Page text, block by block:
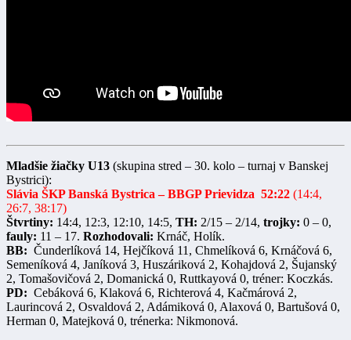
Mladšie žiačky U13 (skupina stred – 30. kolo – turnaj v Banskej
Bystrici):
Slávia ŠKP Banská Bystrica – BBGP Prievidza 52:22 (14:4,
26:7, 38:17)
Štvrtiny: 14:4, 12:3, 12:10, 14:5, TH: 2/15 – 2/14, trojky: 0 – 0,
fauly: 11 – 17. Rozhodovali: Krnáč, Holík.
BB: Čunderlíková 14, Hejčíková 11, Chmelíková 6, Krnáčová 6,
Semeníková 4, Janíková 3, Huszáriková 2, Kohajdová 2, Šujanský
2, Tomašovičová 2, Domanická 0, Ruttkayová 0, tréner: Koczkás.
PD: Cebáková 6, Klaková 6, Richterová 4, Kačmárová 2,
Laurincová 2, Osvaldová 2, Adámiková 0, Alaxová 0, Bartušová 0,
Herman 0, Matejková 0, trénerka: Nikmonová.